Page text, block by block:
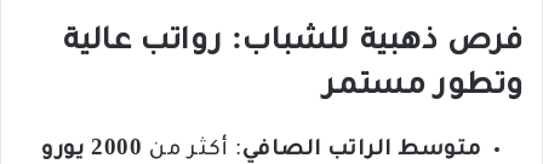
فرص ذهبية للشباب: رواتب عالية
وتطور مستمر
متوسط الراتب الصافي: أكثر من 2000 يورو